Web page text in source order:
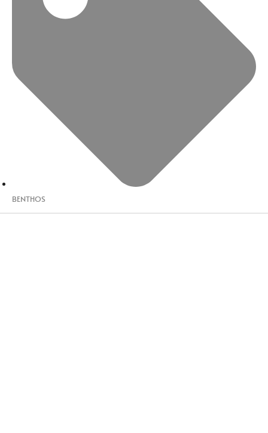
BENTHOS